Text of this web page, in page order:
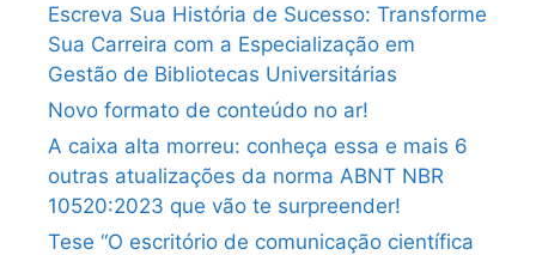
Escreva Sua História de Sucesso: Transforme
Sua Carreira com a Especialização em
Gestão de Bibliotecas Universitárias
Novo formato de conteúdo no ar!
A caixa alta morreu: conheça essa e mais 6
outras atualizações da norma ABNT NBR
10520:2023 que vão te surpreender!
Tese “O escritório de comunicação científica